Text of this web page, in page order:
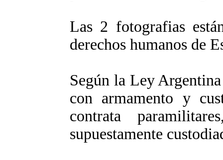
Las 2 fotografias
derechos humanos de
Según la Ley
con armamento y
contrata
supuestamente